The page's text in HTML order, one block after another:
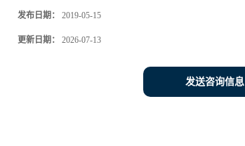
发布日期： 2019-05-15
更新日期： 2026-07-13
发送咨询信息